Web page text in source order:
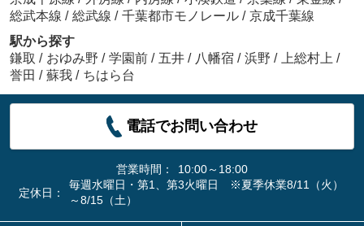
総武本線 / 総武線 / 千葉都市モノレール / 京成千葉線
駅から探す
鎌取 / おゆみ野 / 学園前 / 五井 / 八幡宿 / 浜野 / 上総村上 /
誉田 / 蘇我 / ちはら台
電話でお問い合わせ
営業時間：
10:00～18:00
定休日：
毎週水曜日・第1、第3火曜日 ※夏季休業8/11（火）
～8/15（土）